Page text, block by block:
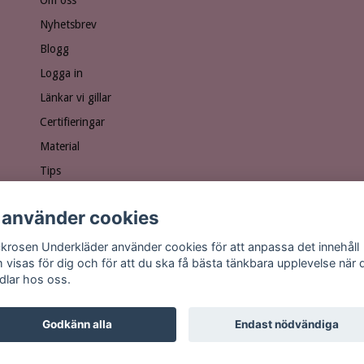
Nyhetsbrev
Blogg
Logga in
Länkar vi gillar
Certifieringar
Material
Tips
Personuppgiftspolicy
Vanliga frågor
cookies
Underkläder använder cookies för att anpassa det innehåll
visas för dig och för att du ska få bästa tänkbara upplevelse när
hos oss.
Godkänn alla Endast nödvändiga